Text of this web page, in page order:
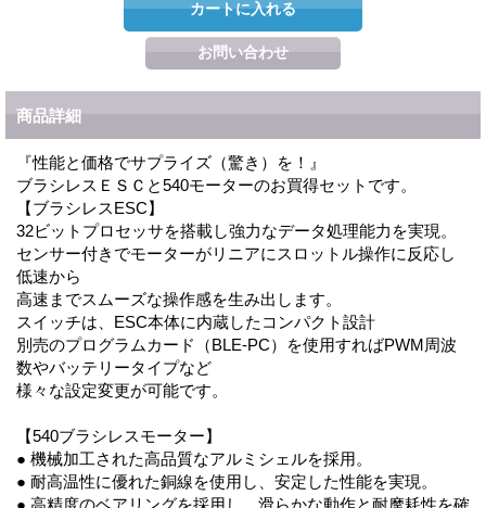
商品詳細
『性能と価格でサプライズ（驚き）を！』
ブラシレスＥＳＣと540モーターのお買得セットです。
【ブラシレスESC】
32ビットプロセッサを搭載し強力なデータ処理能力を実現。
センサー付きでモーターがリニアにスロットル操作に反応し
低速から
高速までスムーズな操作感を生み出します。
スイッチは、ESC本体に内蔵したコンパクト設計
別売のプログラムカード（BLE-PC）を使用すればPWM周波
数やバッテリータイプなど
様々な設定変更が可能です。
【540ブラシレスモーター】
● 機械加工された高品質なアルミシェルを採用。
● 耐高温性に優れた銅線を使用し、安定した性能を実現。
● 高精度のベアリングを採用し、滑らかな動作と耐摩耗性を確